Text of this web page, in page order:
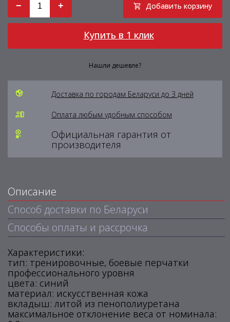
− + Добавить корзину
Купить в 1 клик
Нашли дешевле?
Доставка по городам Беларуси до 3 дней
Оплата любым удобным способом
Официальная гарантия от
производителя
Описание
Способ доставки по Беларуси
Способы оплаты и рассрочка
Характеристики:
тип: тренировочные, боевые перчатки
профессионального уровня
цвета: синий
материал: искусственная кожа
вкладыш: литой из пенополиуретана
максимальное отклонение веса от номинала: